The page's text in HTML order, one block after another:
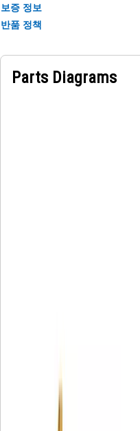
•Cat 볼트, 너트 및 와셔는
통으로 함께 작동하도록 설계
보증 정보
반품 정책
Parts Diagrams